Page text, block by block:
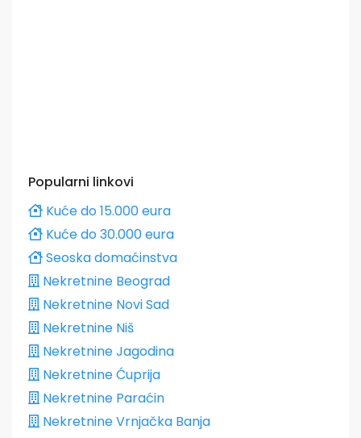
Popularni linkovi
Kuće do 15.000 eura
Kuće do 30.000 eura
Seoska domaćinstva
Nekretnine Beograd
Nekretnine Novi Sad
Nekretnine Niš
Nekretnine Jagodina
Nekretnine Ćuprija
Nekretnine Paraćin
Nekretnine Vrnjačka Banja